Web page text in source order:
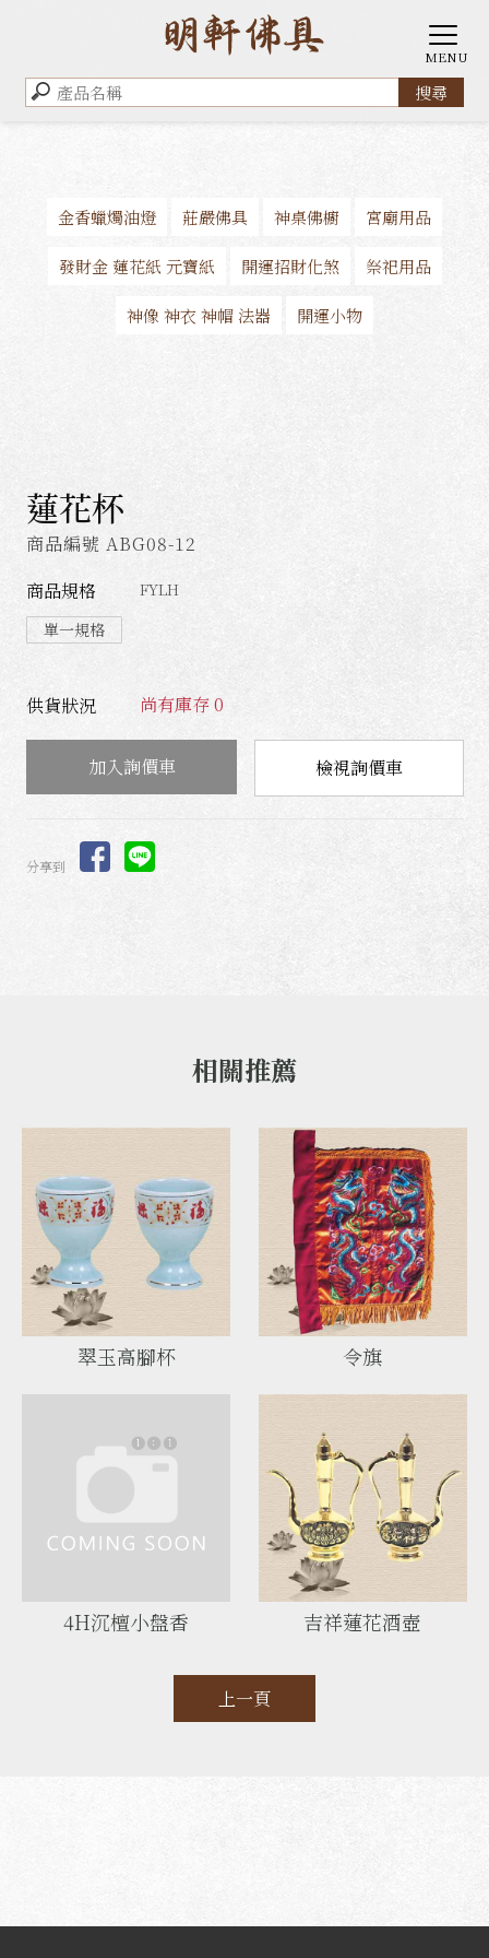
金香蠟燭油燈 莊嚴佛具 神桌佛櫥 宮廟用品
發財金 蓮花紙 元寶紙 開運招財化煞 祭祀用品
神像 神衣 神帽 法器 開運小物
蓮花杯
商品編號 ABG08-12
商品規格
FYLH
單一規格
供貨狀況 尚有庫存 0
檢視詢價車
分享到
翠玉高腳杯 令旗
4H沉檀小盤香 吉祥蓮花酒壺
上一頁